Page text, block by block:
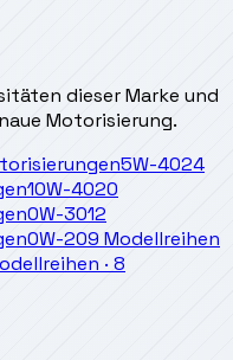
dieser Marke und
Motorisierung.
5W-4024
10W-4020
0W-3012
0W-209 Modellreihen
· 8